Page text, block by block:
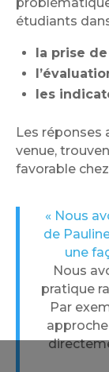
étudiants
la prise
les
Les réponses
venue,
favorable
« Nous
de
une
Nous
pratique
Par